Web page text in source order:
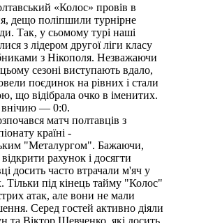
«Колос» провів в
дещо поліпшили турнірне
Так, у сьомому турі наші
з лідером другої ліги класу
з Нікополя. Незважаючи
сезоні виступають вдало,
поєдинок на рівних і стали
що відібрала очко в іменитих.
внічию — 0:0.
матч полтавців з
країні -
"Металургом". Бажаючи,
рахунок і досягти
досить часто втрачали м'яч у
Тільки під кінець тайму "Колос"
атак, але вони не мали
Серед гостей активно діяли
та Віктор Шевченко, які досить